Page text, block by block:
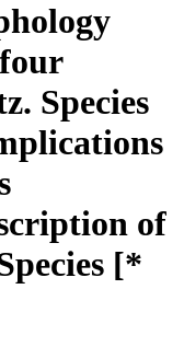
Species
of
[*